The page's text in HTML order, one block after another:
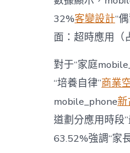
32%客變設計“
面：超時應用（
對于“家庭
“培養自律”商業
mobile_phone新
道劃分應用時段
63.52%強調“家